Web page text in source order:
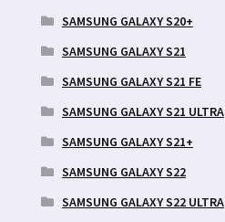
SAMSUNG GALAXY S20+
SAMSUNG GALAXY S21
SAMSUNG GALAXY S21 FE
SAMSUNG GALAXY S21 ULTRA
SAMSUNG GALAXY S21+
SAMSUNG GALAXY S22
SAMSUNG GALAXY S22 ULTRA